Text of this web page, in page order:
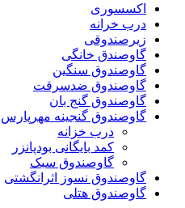
اکسسوری
درب خرانه
زیرصندوقی
گاوصندق خانگی
گاوصندوق سنگین
گاوصندوق ضدسرقت
گاوصندوق گنج بان
گاوصندوق گنجینه مهرپارس
درب خزانه
کمد بایگانی بودپانزر
گاوصندوق سبک
گاوصندوق نسوز اثرانگشتی
گاوصندوق هتلی